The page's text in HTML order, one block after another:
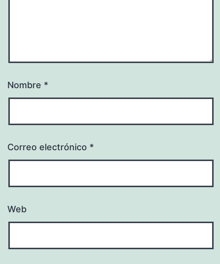
Nombre *
Correo electrónico *
Web